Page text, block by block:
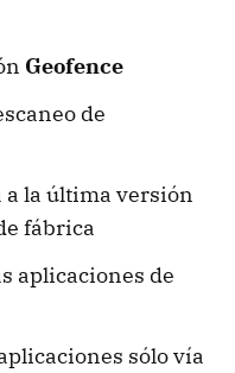
Geofence
de
a la última versión
fábrica
aplicaciones de
sólo vía